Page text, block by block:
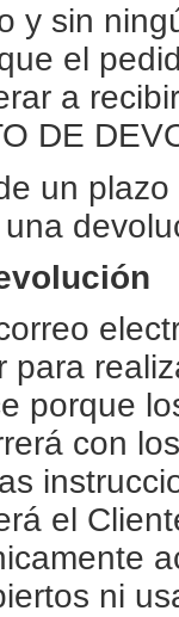
y sin
el
a
DE
un
para
porque
con
el
ni